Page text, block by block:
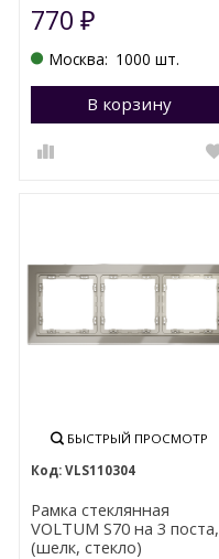
770₽
Москва: 1000 шт.
В корзину
БЫСТРЫЙ ПРОСМОТР
VLS110304
Рамка стеклянная
VOLTUM S70 на 3 поста,
(шелк, стекло)